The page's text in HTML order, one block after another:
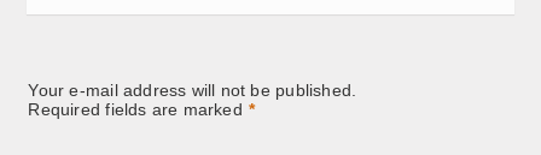
Your e-mail address will not be published.
Required fields are marked *